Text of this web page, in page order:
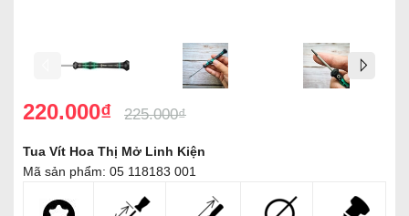
220.000₫ 225.000₫
Tua Vít Hoa Thị Mở Linh Kiện
Mã sản phẩm: 05 118183 001